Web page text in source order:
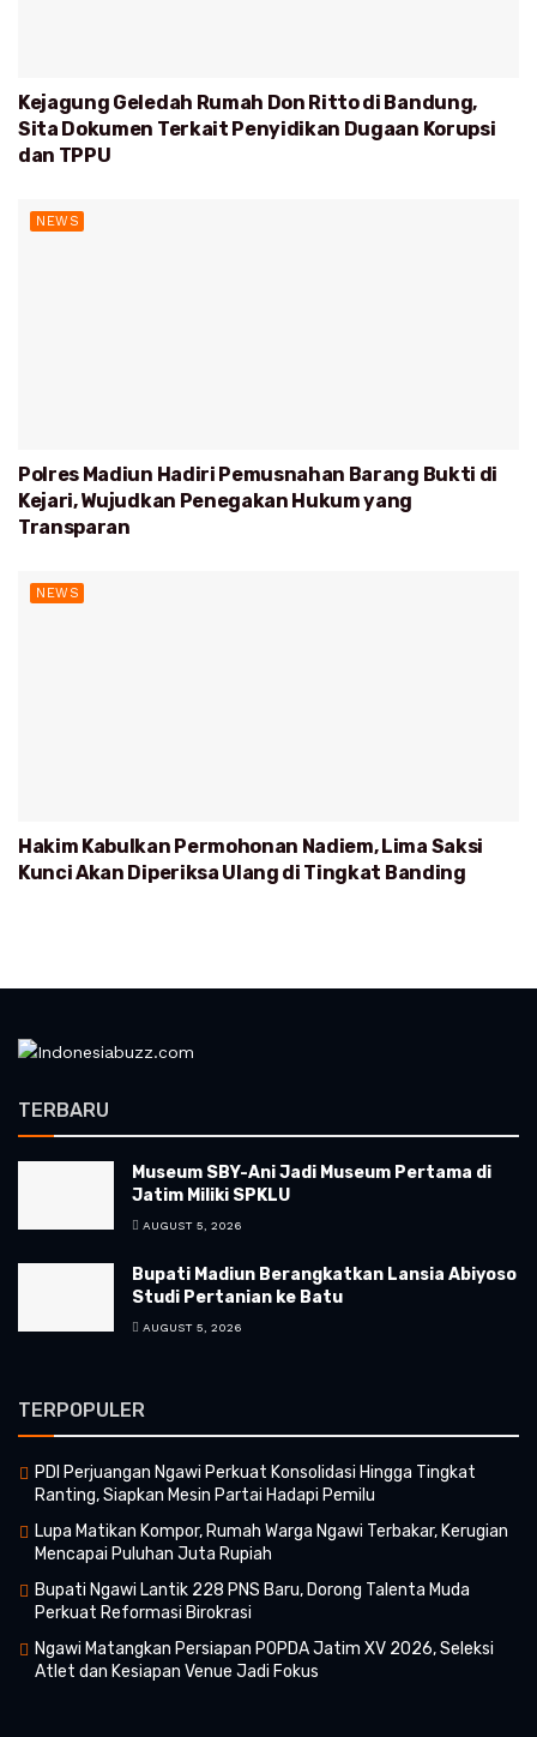
Kejagung Geledah Rumah Don Ritto di Bandung,
Sita Dokumen Terkait Penyidikan Dugaan Korupsi
dan TPPU
NEWS
Polres Madiun Hadiri Pemusnahan Barang Bukti di
Kejari, Wujudkan Penegakan Hukum yang
Transparan
NEWS
Hakim Kabulkan Permohonan Nadiem, Lima Saksi
Kunci Akan Diperiksa Ulang di Tingkat Banding
TERBARU
Museum SBY-Ani Jadi Museum Pertama di
Jatim Miliki SPKLU
AUGUST 5, 2026
Bupati Madiun Berangkatkan Lansia Abiyoso
Studi Pertanian ke Batu
AUGUST 5, 2026
TERPOPULER
PDI Perjuangan Ngawi Perkuat Konsolidasi Hingga Tingkat
Ranting, Siapkan Mesin Partai Hadapi Pemilu
Lupa Matikan Kompor, Rumah Warga Ngawi Terbakar, Kerugian
Mencapai Puluhan Juta Rupiah
Bupati Ngawi Lantik 228 PNS Baru, Dorong Talenta Muda
Perkuat Reformasi Birokrasi
Ngawi Matangkan Persiapan POPDA Jatim XV 2026, Seleksi
Atlet dan Kesiapan Venue Jadi Fokus